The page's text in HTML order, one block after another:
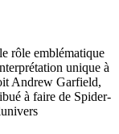
rôle emblématique
unique à
Andrew Garfield,
à faire de Spider-